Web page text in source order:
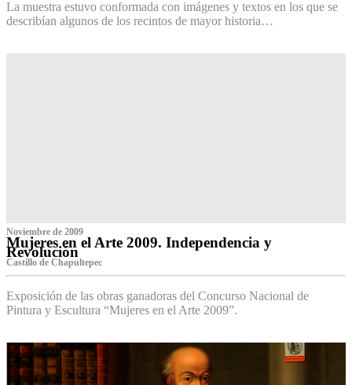
La muestra estuvo conformada con imágenes y textos en los que se
describían algunos de los recintos de mayor historia…
Noviembre de 2009
Mujeres en el Arte 2009. Independencia y
Revolución
Castillo de Chapultepec
Exposición de las obras ganadoras del Concurso Nacional de
Pintura y Escultura “Mujeres en el Arte 2009”.